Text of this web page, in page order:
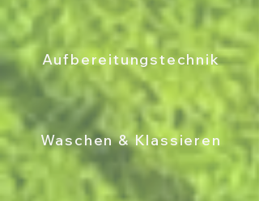
Aufbereitungstechnik
Waschen & Klassieren